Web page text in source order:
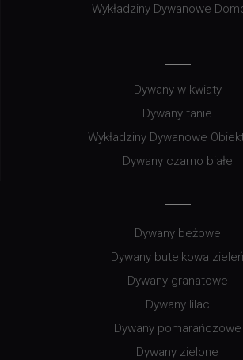
Wykładziny Dywanowe
Dywany w kwiaty
Dywany tanie
Wykładziny Dywanowe
Dywany czarno białe
Dywany beżowe
Dywany butelkowa zieleń
Dywany granatowe
Dywany lilac
Dywany pomarańczowe
Dywany zielone